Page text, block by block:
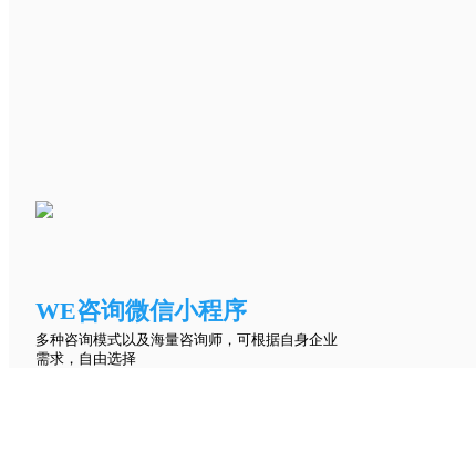
WE咨询微信小程序
多种咨询模式以及海量咨询师，可根据自身企业
需求，自由选择